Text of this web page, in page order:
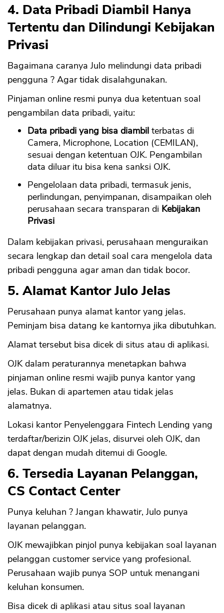
4. Data Pribadi Diambil Hanya
Tertentu dan Dilindungi Kebijakan
Privasi
Bagaimana caranya Julo melindungi data pribadi
pengguna ? Agar tidak disalahgunakan.
Pinjaman online resmi punya dua ketentuan soal
pengambilan data pribadi, yaitu:
Data pribadi yang bisa diambil terbatas di
Camera, Microphone, Location (CEMILAN),
sesuai dengan ketentuan OJK. Pengambilan
data diluar itu bisa kena sanksi OJK.
Pengelolaan data pribadi, termasuk jenis,
perlindungan, penyimpanan, disampaikan oleh
perusahaan secara transparan di Kebijakan
Privasi
Dalam kebijakan privasi, perusahaan menguraikan
secara lengkap dan detail soal cara mengelola data
pribadi pengguna agar aman dan tidak bocor.
5. Alamat Kantor Julo Jelas
Perusahaan punya alamat kantor yang jelas.
Peminjam bisa datang ke kantornya jika dibutuhkan.
Alamat tersebut bisa dicek di situs atau di aplikasi.
OJK dalam peraturannya menetapkan bahwa
pinjaman online resmi wajib punya kantor yang
jelas. Bukan di apartemen atau tidak jelas
alamatnya.
Lokasi kantor Penyelenggara Fintech Lending yang
terdaftar/berizin OJK jelas, disurvei oleh OJK, dan
dapat dengan mudah ditemui di Google.
6. Tersedia Layanan Pelanggan,
CS Contact Center
Punya keluhan ? Jangan khawatir, Julo punya
layanan pelanggan.
OJK mewajibkan pinjol punya kebijakan soal layanan
pelanggan customer service yang profesional.
Perusahaan wajib punya SOP untuk menangani
keluhan konsumen.
Bisa dicek di aplikasi atau situs soal layanan